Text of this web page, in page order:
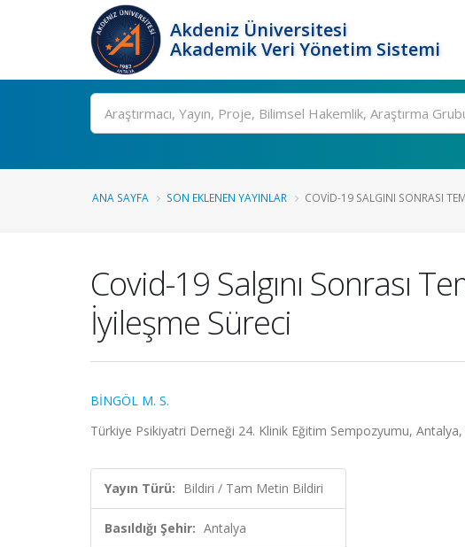
Akdeniz Üniversitesi
Akademik Veri Yönetim Sistemi
Ara
ANA SAYFA SON EKLENEN YAYINLAR COVID-19 SALGINI SONRASI
Covid-19 Salgını Sonrası
İyileşme Süreci
BİNGÖL M. S.
Türkiye Psikiyatri Derneği 24. Klinik Eğitim Sempozyumu,
Yayın Türü: Bildiri / Tam Metin Bildiri
Basıldığı Şehir: Antalya